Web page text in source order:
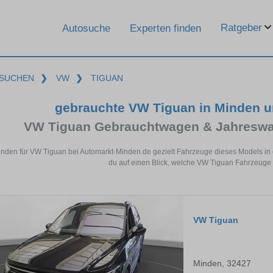
Autosuche Experten finden Ratgeber
❯ VW ❯ TIGUAN
gebrauchte VW Tiguan in Minden
VW Tiguan Gebrauchtwagen &
für VW Tiguan bei Automarkt-Minden.de gezielt Fahrzeuge dieses Models
du auf einen Blick, welche VW Tiguan
VW Tiguan
Minden, 32427